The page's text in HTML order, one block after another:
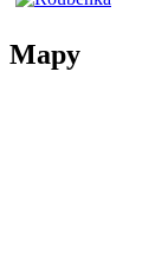
Mapy